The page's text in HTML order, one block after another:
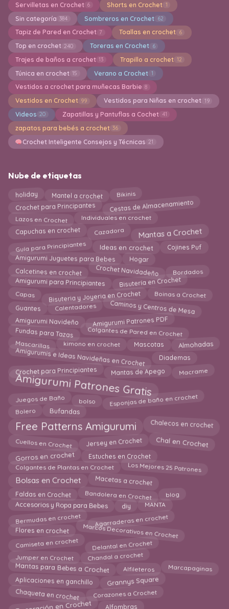
Servilletas en Crochet 6 Shorts en Crochet 1
Sin categoría 384 Sombreros en Crochet 62
Tapiz de Pared en Crochet 7 Toallas en crochet 6
Top en crochet 240 Toreras en Crochet 6
Trajes de baños a crochet 13 Trapillo a crochet 12
Túnica en crochet 15 Verano a Crochet 1
Vestidos a crochet para muñecas Barbie 8
Vestidos en Crochet 99 Vestidos para Niñas en crochet 19
Videos 20 Zapatillas y Pantuflas a Cochet 41
zapatos para bebés a crochet 36
Crochet Inteligente Consejos y Técnicas 21
Nube de etiquetas
holiday Mantel a crochet Bikinis
Crochet para Principantes Cestas de Almacenamiento
Lazos en Crochet Individuales en crochet
Capuchas en crochet Cazadora Mantas a Crochet
Guía para Principiantes Ideas en crochet Cojines Puf
Amigurumi Juguetes para Bebes Hogar
Calcetines en crochet Crochet Navidadeño Bordados
Amigurumi para Principiantes Bisutería en Crochet
Capas Bisuteria y Joyeria en Crochet Boinas a Crochet
Guantes Calentadores Caminos y Centros de Mesa
Amigurumi Navideño Amigurumi Patrones PDF
Fundas para Tazas Colgantes de Pared en Crochet
Mascarillas kimono en crochet Mascotas Almohadas
Amigurumis e Ideas Navideñas en Crochet Diademas
Crochet para Principiantes Mantas de Apego Macrame
Amigurumi Patrones Gratis
Juegos de Baño bolso Esponjas de baño en crochet
Bolero Bufandas
Free Patterns Amigurumi Chalecos en crochet
Cuellos en Crochet Jersey en Crochet Chal en Crochet
Gorros en crochet
Estuches en Crochet
Colgantes de Plantas en Crochet
Los Mejores 25 Patrones
Bolsas en Crochet Macetas a crochet
Faldas en Crochet Bandolera en Crochet blog
Accesorios y Ropa para Bebes diy MANTA
Bermudas en crochet Agarraderas en crochet
Flores en crochet Marcos Decorativos en Crochet
Camiseta en crochet Delantal en Crochet
Jumper en Crochet Chandal a crochet
Mantas para Bebes a Crochet Alfileteros Marcapaginas
Aplicaciones en ganchillo Grannys Square
Chaqueta en crochet Corazones a Crochet
Decoración en Crochet Alfombras